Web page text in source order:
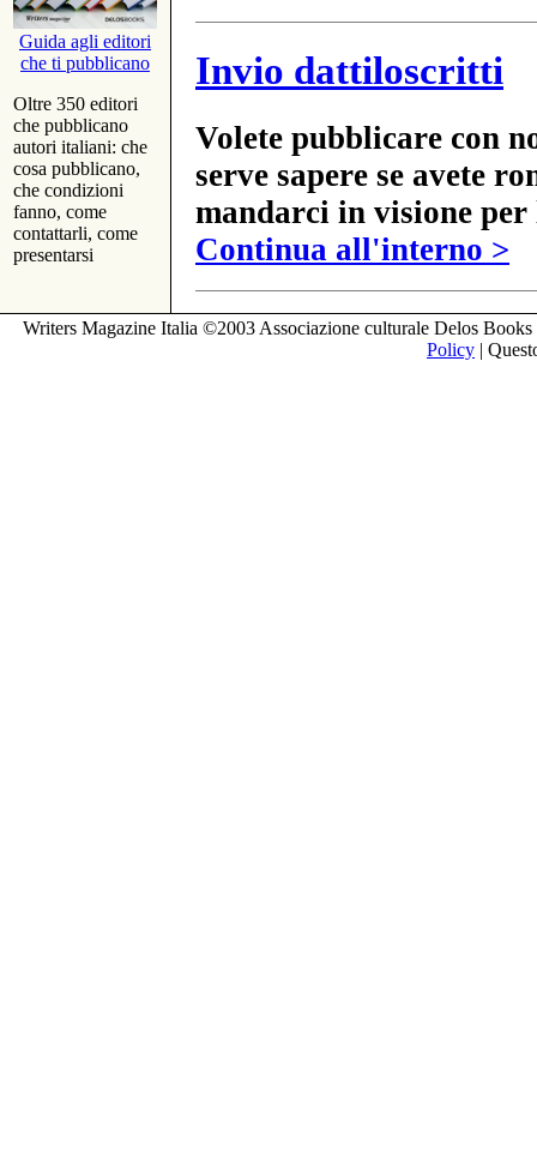
Guida agli editori
che ti pubblicano
Oltre 350 editori
che pubblicano
autori italiani: che
cosa pubblicano,
che condizioni
fanno, come
contattarli, come
presentarsi
Invio dattiloscritti
Volete pubblicare con
serve sapere se avete
mandarci in visione
Continua all'interno >
Writers Magazine Italia ©2003 Associazione culturale Delos
Policy |